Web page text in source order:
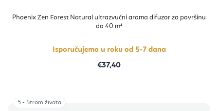
Phoenix Zen Forest Natural ultrazvučni aroma difuzor za površinu
do 40 m²
Isporučujemo u roku od 5-7 dana
€37,40
5 - Strom života